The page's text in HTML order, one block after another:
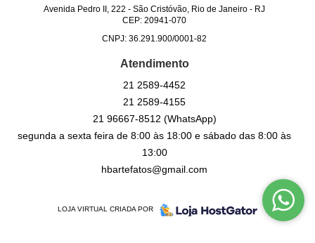
Avenida Pedro II, 222 -São Cristóvão, Rio de Janeiro - RJ
CEP: 20941-070
CNPJ: 36.291.900/0001-82
Atendimento
21 2589-4452
21 2589-4155
21 96667-8512 (WhatsApp)
segunda a sexta feira de 8:00 às 18:00 e sábado das 8:00 às
13:00
hbartefatos@gmail.com
LOJA VIRTUAL CRIADA POR